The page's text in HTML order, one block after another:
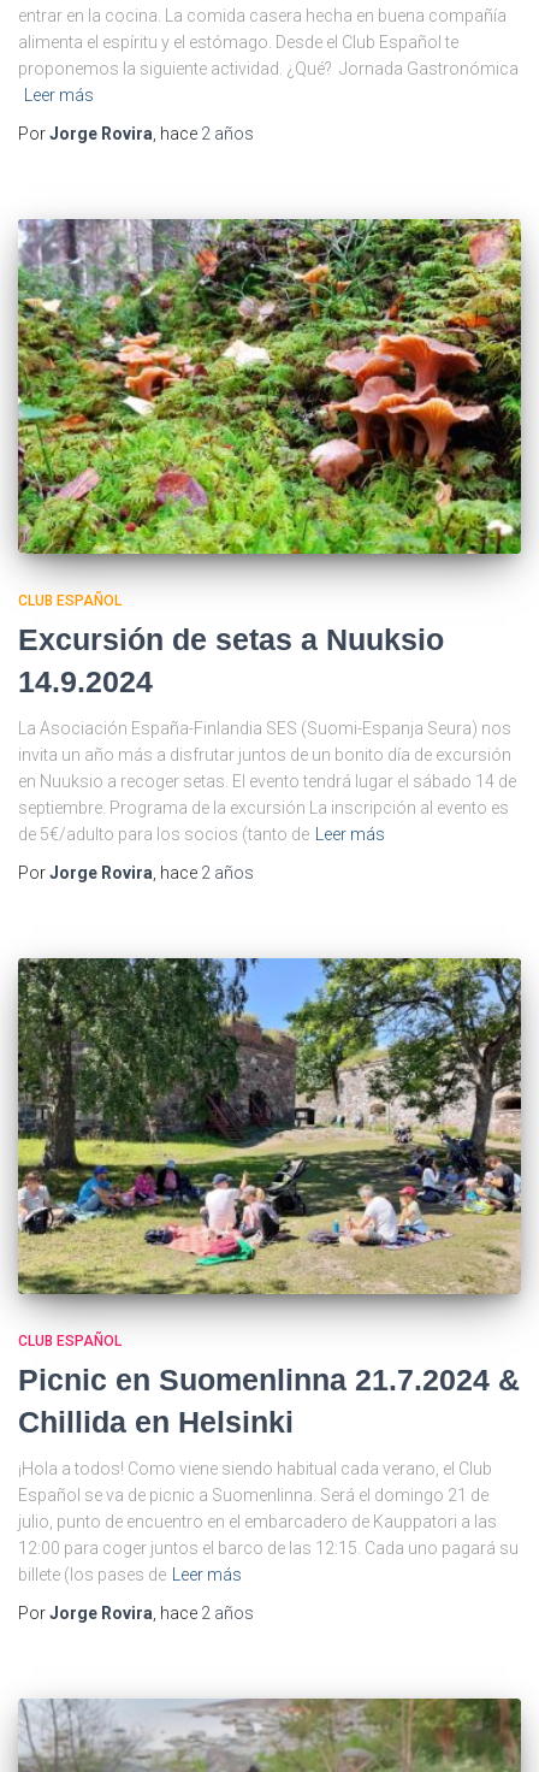
entrar en la cocina. La comida casera hecha en buena compañía
alimenta el espíritu y el estómago. Desde el Club Español te
proponemos la siguiente actividad. ¿Qué? Jornada Gastronómica
Leer más
PorJorge Rovira , hace 2 años
CLUB ESPAÑOL
Excursión de setas a Nuuksio
14.9.2024
La Asociación España-Finlandia SES (Suomi-Espanja Seura) nos
invita un año más a disfrutar juntos de un bonito día de excursión
en Nuuksio a recoger setas. El evento tendrá lugar el sábado 14 de
septiembre. Programa de la excursión La inscripción al evento es
de 5€/adulto para los socios (tanto de Leer más
PorJorge Rovira, hace 2 años
CLUB ESPAÑOL
Picnic en Suomenlinna 21.7.2024 &
Chillida en Helsinki
¡Hola a todos! Como viene siendo habitual cada verano, el Club
Español se va de picnic a Suomenlinna. Será el domingo 21 de
julio, punto de encuentro en el embarcadero de Kauppatori a las
12:00 para coger juntos el barco de las 12:15. Cada uno pagará su
billete (los pases de
Leer más
PorJorge Rovira , hace 2 años